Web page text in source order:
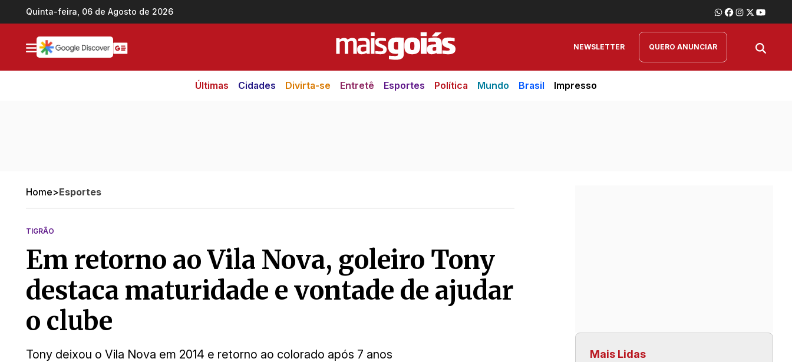
Ir direto pro conteúdo
Quinta-feira, 06 de Agosto de 2026
NEWSLETTER QUERO ANUNCIAR
Últimas Cidades Divirta-se Entretê Esportes Política Mundo Brasil Impresso
Home>Esportes
TIGRÃO
Em retorno ao Vila Nova, goleiro Tony
destaca maturidade e vontade de ajudar
o clube
Tony deixou o Vila Nova em 2014 e retorno ao colorado após 7 anos Mais Lidas